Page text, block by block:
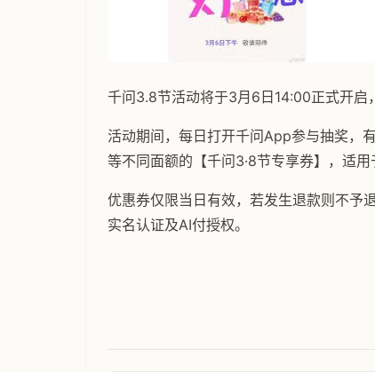
千问3.8节活动将于3月6日14:00正式开启
活动期间，每日打开千问App参与抽奖，
等不同面额的【千问3·8节专享券】，适
优惠券仅限当日有效，若发生退款则不予
实名认证及AI付授权。